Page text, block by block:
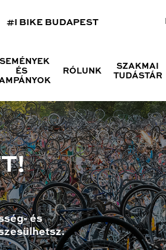
#I BIKE BUDAPEST
ÉS
RÓLUNK
SZAKMAI
TUDÁSTÁR
és